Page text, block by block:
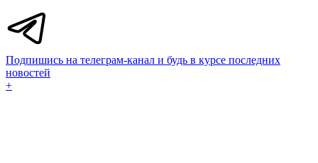
Подпишись на телеграм-канал и будь в курсе последних
новостей
+